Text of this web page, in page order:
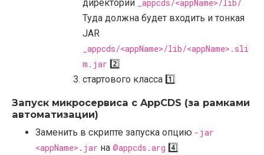
директории
_appcds/<appName>/lib/
Туда должна будет входить и тонкая
JAR
_appcds/<appName>/lib/<appName>.sli
m.jar 2️⃣
стартового класса 1️⃣
Запуск микросервиса с AppCDS (за рамками
автоматизации)
Заменить в скрипте запуска опцию -jar
<appName>.jar на @appcds.arg 4️⃣